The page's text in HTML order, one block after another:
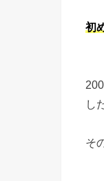
初
し
そ